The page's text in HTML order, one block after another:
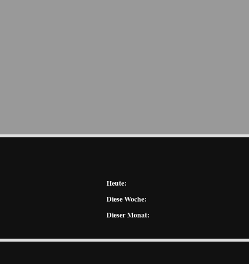
Heute:
Diese Woche:
Dieser Monat: